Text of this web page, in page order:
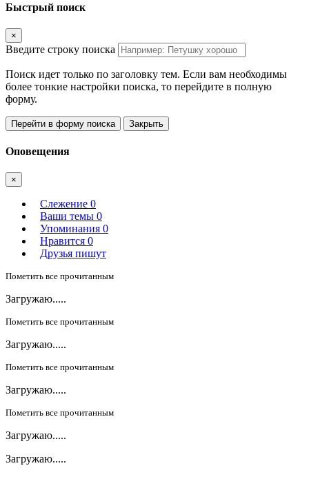
Быстрый поиск
×
Введите строку поиска
Поиск идет только по заголовку тем. Если вам необходимы
более тонкие настройки поиска, то перейдите в полную
форму.
Перейти в форму поиска Закрыть
Оповещения
×
Слежение 0
Ваши темы 0
Упоминания 0
Нравится 0
Друзья пишут
Пометить все прочитанным
Загружаю.....
Пометить все прочитанным
Загружаю.....
Пометить все прочитанным
Загружаю.....
Пометить все прочитанным
Загружаю.....
Загружаю.....